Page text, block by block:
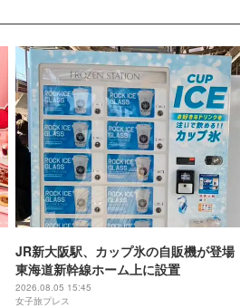
JR新大阪駅、カップ氷の自販機が登場
東海道新幹線ホーム上に設置
2026.08.05 15:45
女子旅プレス